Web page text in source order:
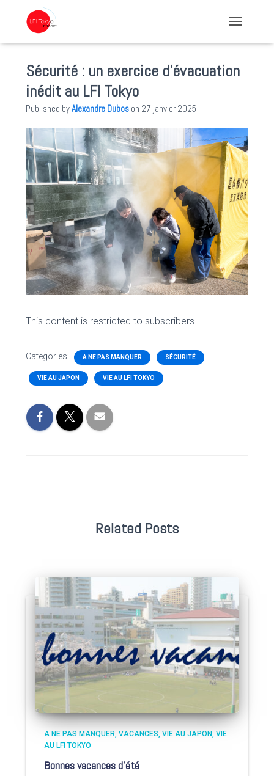
Sécurité : un exercice d’évacuation
inédit au LFI Tokyo
Published byAlexandre Dubos on 27 janvier 2025
This content is restricted to subscribers
Categories: A NE PAS MANQUER SÉCURITÉ
VIE AU JAPON VIE AU LFI TOKYO
Related Posts
A NE PAS MANQUER VACANCES VIE AU JAPON VIE
AU LFI TOKYO
Bonnes vacances d’été